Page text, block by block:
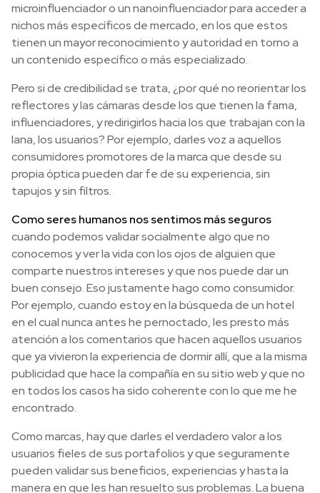
microinfluenciador o un nanoinfluenciador para acceder a
nichos más específicos de mercado, en los que estos
tienen un mayor reconocimiento y autoridad en torno a
un contenido específico o más especializado.
Pero si de credibilidad se trata, ¿por qué no reorientar los
reflectores y las cámaras desde los que tienen la fama,
influenciadores, y redirigirlos hacia los que trabajan con la
lana, los usuarios? Por ejemplo, darles voz a aquellos
consumidores promotores de la marca que desde su
propia óptica pueden dar fe de su experiencia, sin
tapujos y sin filtros.
Como seres humanos nos sentimos más seguros
cuando podemos validar socialmente algo que no
conocemos y ver la vida con los ojos de alguien que
comparte nuestros intereses y que nos puede dar un
buen consejo. Eso justamente hago como consumidor.
Por ejemplo, cuando estoy en la búsqueda de un hotel
en el cual nunca antes he pernoctado, les presto más
atención a los comentarios que hacen aquellos usuarios
que ya vivieron la experiencia de dormir allí, que a la misma
publicidad que hace la compañía en su sitio web y que no
en todos los casos ha sido coherente con lo que me he
encontrado.
Como marcas, hay que darles el verdadero valor a los
usuarios fieles de sus portafolios y que seguramente
pueden validar sus beneficios, experiencias y hasta la
manera en que les han resuelto sus problemas. La buena